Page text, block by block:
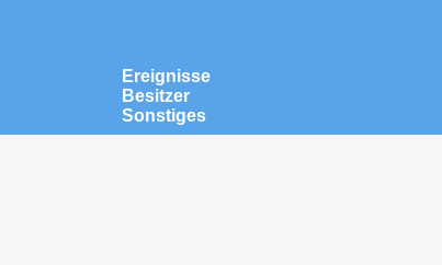
Ereignisse
Besitzer
Sonstiges